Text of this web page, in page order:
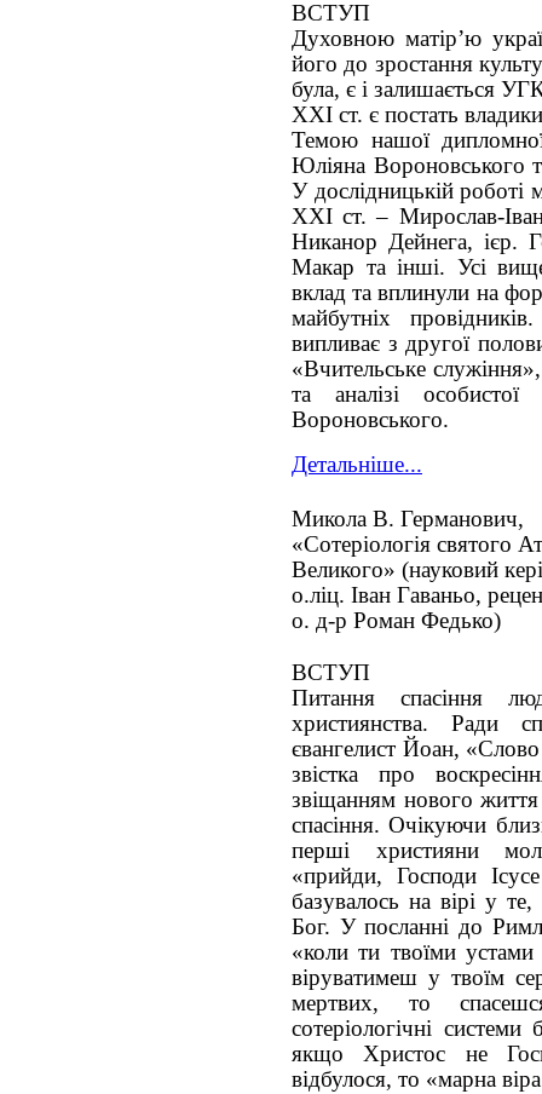
ВСТУП
Духовною матір’ю
його до зростання
була, є і залишається
ХХІ ст. є постать
Темою нашої
Юліяна Вороновського
У дослідницькій роботі
ХХІ ст. – Мирослав-
Никанор Дейнега, ієр.
Макар та інші. Усі
вклад та вплинули на
майбутніх
випливає з другої
«Вчительське
та аналізі
Вороновського.
Детальніше...
Микола В. Германович,
«Сотеріологія святого
Великого» (науковий
о.ліц. Іван Гаваньо,
о. д-р Роман Федько)
ВСТУП
Питання спасіння
християнства. Ради
євангелист Йоан,
звістка про
звіщанням нового
спасіння. Очікуючи
перші християни
«прийди, Господи
базувалось на вірі у
Бог. У посланні до
«коли ти твоїми устами
віруватимеш у твоїм
мертвих, то
сотеріологічні
якщо Христос не
відбулося, то «марна